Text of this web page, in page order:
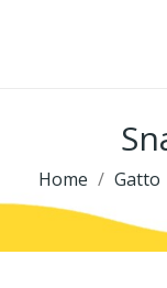
Home Gatto